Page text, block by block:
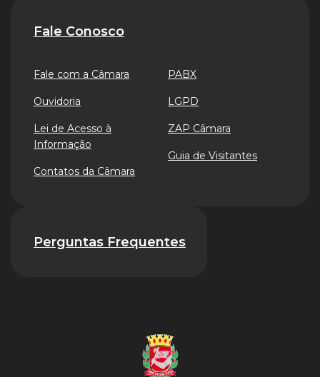
Fale Conosco
Fale com a Câmara
Ouvidoria
Lei de Acesso à
Informação
Contatos da Câmara
PABX
LGPD
ZAP Câmara
Guia de Visitantes
Perguntas Frequentes